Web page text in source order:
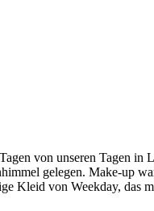
von unseren Tagen
gelegen. Make-up
Kleid von Weekday, das